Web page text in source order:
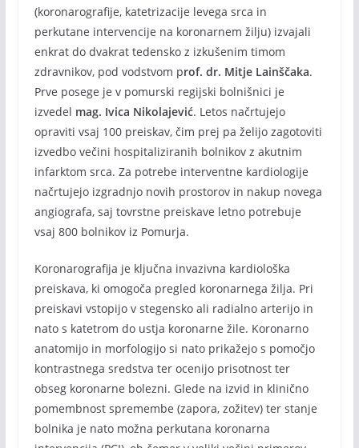
(koronarografije, katetrizacije levega srca in
perkutane intervencije na koronarnem žilju) izvajali
enkrat do dvakrat tedensko z izkušenim timom
zdravnikov, pod vodstvom prof. dr. Mitje Lainščaka.
Prve posege je v pomurski regijski bolnišnici je
izvedel mag. Ivica Nikolajević. Letos načrtujejo
opraviti vsaj 100 preiskav, čim prej pa želijo zagotoviti
izvedbo večini hospitaliziranih bolnikov z akutnim
infarktom srca. Za potrebe interventne kardiologije
načrtujejo izgradnjo novih prostorov in nakup novega
angiografa, saj tovrstne preiskave letno potrebuje
vsaj 800 bolnikov iz Pomurja.
Koronarografija je ključna invazivna kardiološka
preiskava, ki omogoča pregled koronarnega žilja. Pri
preiskavi vstopijo v stegensko ali radialno arterijo in
nato s katetrom do ustja koronarne žile. Koronarno
anatomijo in morfologijo si nato prikažejo s pomočjo
kontrastnega sredstva ter ocenijo prisotnost ter
obseg koronarne bolezni. Glede na izvid in klinično
pomembnost spremembe (zapora, zožitev) ter stanje
bolnika je nato možna perkutana koronarna